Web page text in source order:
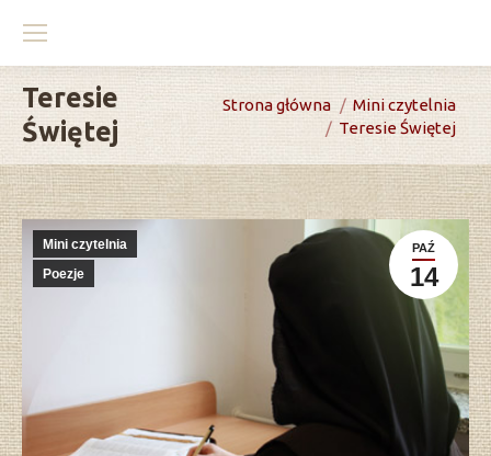
Teresie
Świętej
You are here:
Strona główna
Mini czytelnia
Teresie Świętej
PAŹ
14
Mini czytelnia
Poezje